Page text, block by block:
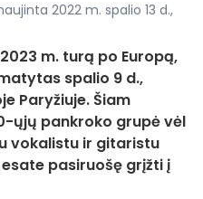
2022 m. spalio 13 d.,
m. turą po Europą,
spalio 9 d.,
Paryžiuje. Šiam
ųjų pankroko grupė vėl
vokalistu ir gitaristu
pasiruošę grįžti į